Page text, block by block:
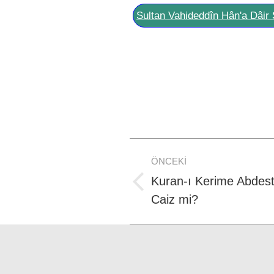
Sultan Vahideddîn Hân'a Dâir
Post
navigation
ÖNCEKI
Previous
post:
Kuran-ı Kerime
Caiz mi?